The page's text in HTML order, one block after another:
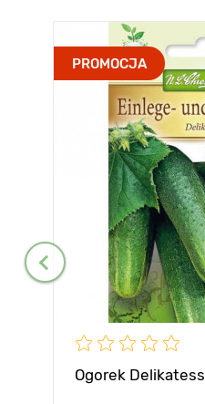
PROMOCJA
Ogorek Delikatess